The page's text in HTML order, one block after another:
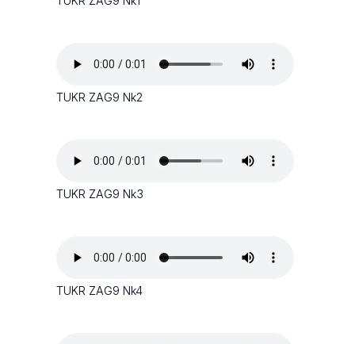
TUKR ZAG9 Nk2
TUKR ZAG9 Nk3
TUKR ZAG9 Nk4